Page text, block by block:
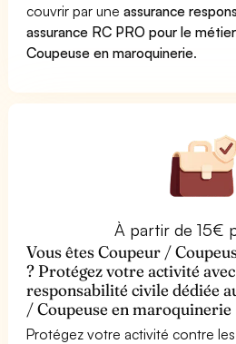
couvrir par uneassurance
assurance RC PRO pour le
Coupeuse en maroquinerie.
À partir de 15€
Vous êtes Coupeur /
? Protégez votre activité
responsabilité civile dédiée
/ Coupeuse en maroquinerie
Protégez votre activité contre